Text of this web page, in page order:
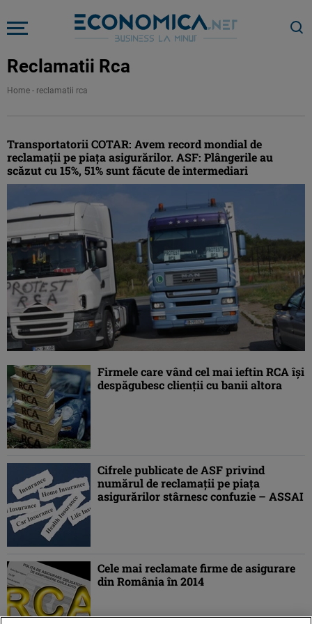
Reclamatii Rca
Home - reclamatii rca
Transportatorii COTAR: Avem record mondial de
reclamații pe piața asigurărilor. ASF: Plângerile au
scăzut cu 15%, 51% sunt făcute de intermediari
Firmele care vând cel mai ieftin RCA îşi
despăgubesc clienţii cu banii altora
Cifrele publicate de ASF privind
numărul de reclamaţii pe piaţa
asigurărilor stârnesc confuzie – ASSAI
Cele mai reclamate firme de asigurare
din România în 2014